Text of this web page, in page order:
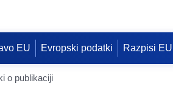
EU Evropski podatki Razpisi EU
o publikaciji